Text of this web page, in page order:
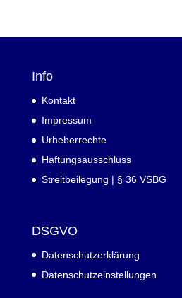
Info
Kontakt
Impressum
Urheberrechte
Haftungsausschluss
Streitbeilegung | § 36 VSBG
DSGVO
Datenschutzerklärung
Datenschutzeinstellungen